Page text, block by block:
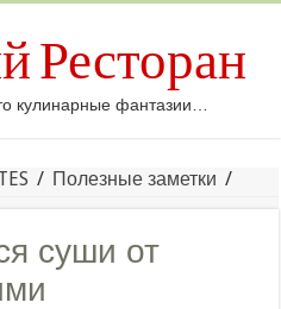
Ресторан
кулинарные фантазии…
/ Полезные заметки /
суши от